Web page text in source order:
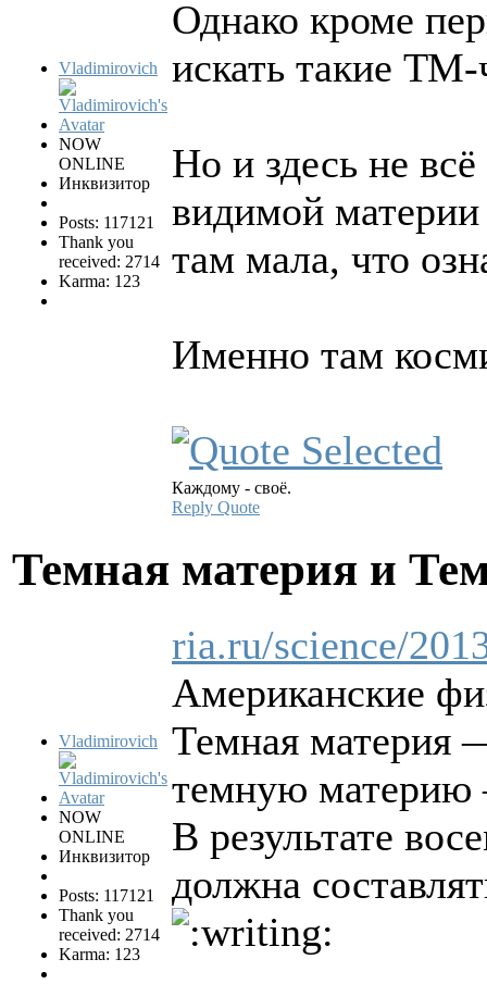
Vladimirovich
NOW
ONLINE
Инквизитор
Posts: 117121
Thank you
received: 2714
Karma: 123
Однако кроме
искать такие
Но и здесь не
видимой
там мала, что
Именно там
Каждому - своё.
Reply Quote
Темная материя и
Vladimirovich
NOW
ONLINE
Инквизитор
Posts: 117121
Thank you
received: 2714
Karma: 123
ria.ru/science/
Американские
Темная материя
темную материю
В результате
должна